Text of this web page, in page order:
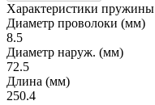
Характеристики пружины
Диаметр проволоки (мм)
8.5
Диаметр наруж. (мм)
72.5
Длина (мм)
250.4